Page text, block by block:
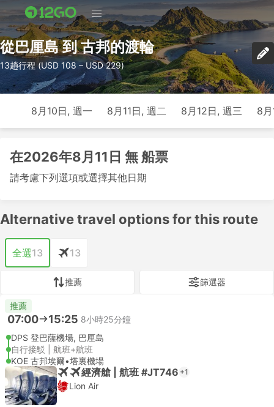
從巴厘島 到 古邦的渡輪
13趟行程 (USD 108 – USD 229)
8月10日, 週一 8月11日, 週二 8月12日, 週三 8
在2026年8月11日 無 船票
請考慮下列選項或選擇其他日期
Alternative travel options for this route
全選13 13
推薦 篩選器
推薦
07:00 15:25 8小時25分鐘
DPS 登巴薩機場, 巴厘島
自行接駁 | 航班+航班
KOE 古邦埃爾•塔裏機場
經濟艙 | 航班 #JT746 +1
Lion Air